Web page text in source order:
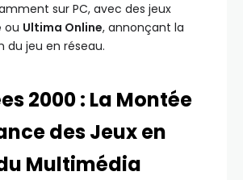
sur PC, avec des jeux
ou Ultima Online, annonçant la
du jeu en réseau.
2000 : La Montée
des Jeux en
Multimédia